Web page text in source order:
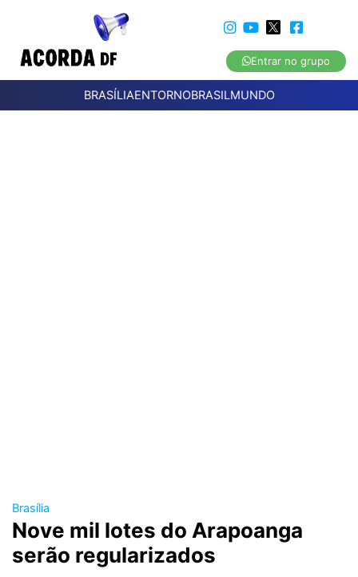
Entrar no grupo
BRASÍLIAENTORNOBRASILMUNDO
Brasília
Nove mil lotes do Arapoanga
serão regularizados